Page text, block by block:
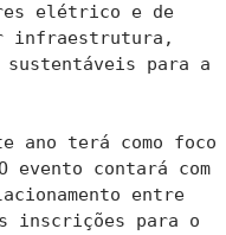
elétrico e de
infraestrutura,
para a
ano terá como foco
contará com
entre
inscrições para o